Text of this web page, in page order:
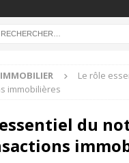
IMMOBILIER
Le rôle
immobilières
du